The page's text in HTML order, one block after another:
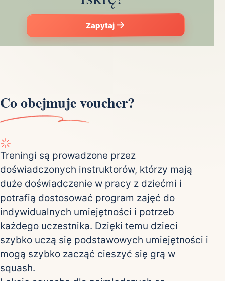
Zapytaj
Co obejmuje voucher?
Treningi są prowadzone przez
doświadczonych instruktorów, którzy mają
duże doświadczenie w pracy z dziećmi i
potrafią dostosować program zajęć do
indywidualnych umiejętności i potrzeb
każdego uczestnika. Dzięki temu dzieci
szybko uczą się podstawowych umiejętności i
mogą szybko zacząć cieszyć się grą w
squash.